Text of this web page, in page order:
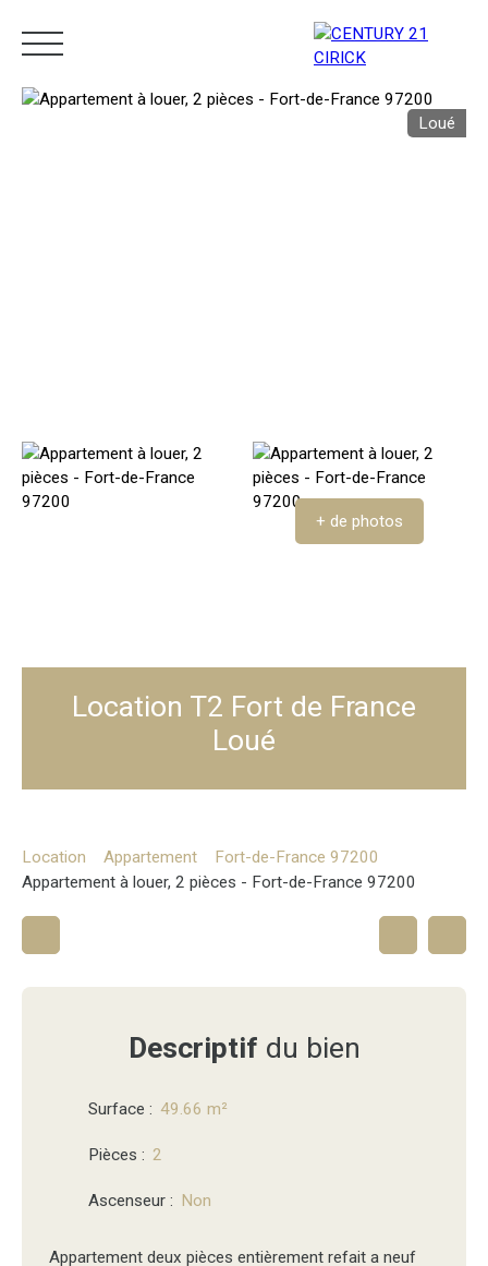
Loué
+ de photos
Location T2 Fort de France
Loué
Location Appartement
Fort-de-France 97200
Appartement à louer, 2 pièces - Fort-de-France 97200
Descriptif du bien
Surface : 49.66 m²
Pièces : 2
Ascenseur : Non
Appartement deux pièces entièrement refait a neuf